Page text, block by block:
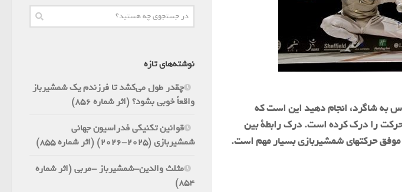
به شاگرد، انجام دهید این است که
را درک کرده است. درک رابطة بین
حرکتهای شمشیربازی بسیار مهم است.
نوشته‌های تازه
چقدر طول می‌کشد تا فرزندم یک شمشیرباز
واقعاً خوبی بشود؟ (اثر شماره 856)
قوانین تکنیکی فدراسیون جهانی
شمشیربازی (2025-2026) (اثر شماره 855)
مثلث والدین-شمشیرباز -مربی (اثر شماره
854)